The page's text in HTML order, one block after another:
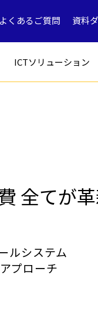
よくあるご質問 資料
林業製材
クローラダンプ
ICTソリューション
全てが
ルシステム
プローチ